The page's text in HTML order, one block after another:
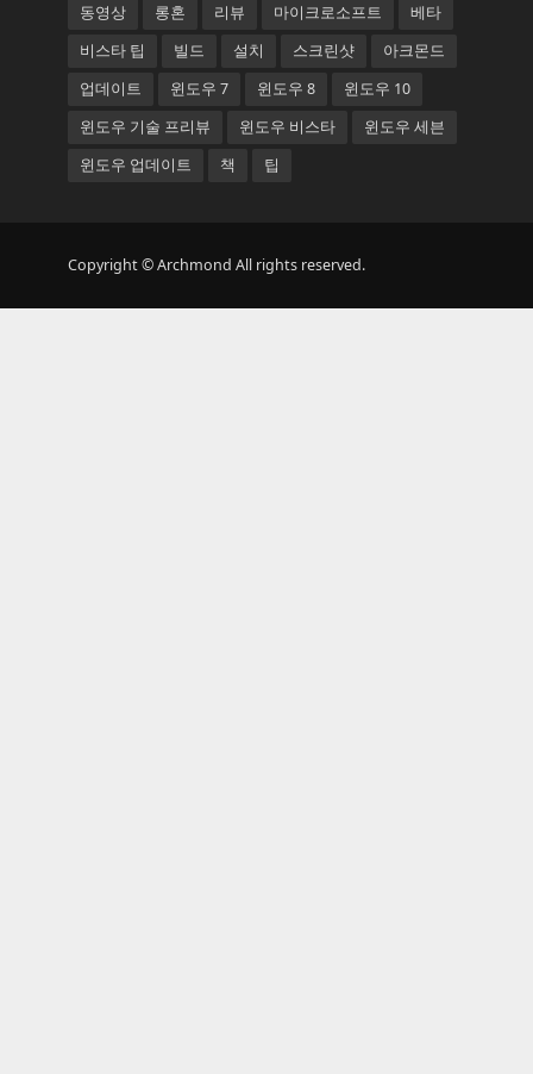
동영상
롱혼 리뷰 마이크로소프트
베타
비스타 팁
빌드 설치 스크린샷
아크몬드
업데이트
윈도우 7 윈도우 8
윈도우 10
윈도우 기술 프리뷰
윈도우 비스타
윈도우 세븐
윈도우 업데이트
책 팁
Copyright © Archmond All rights reserved.